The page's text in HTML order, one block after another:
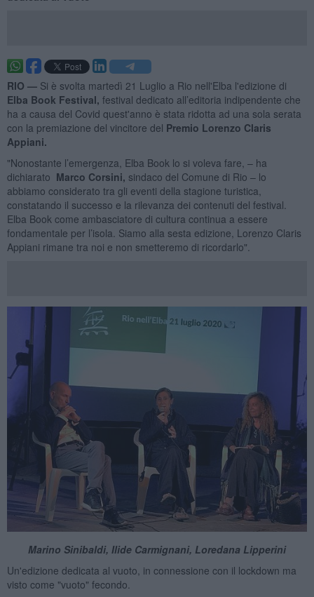
RIO — Si è svolta martedì 21 Luglio a Rio nell'Elba l'edizione di
Elba Book Festival, festival dedicato all’editoria indipendente che
ha a causa del Covid quest'anno è stata ridotta ad una sola serata
con la premiazione del vincitore del Premio Lorenzo Claris
Appiani.
"Nonostante l’emergenza, Elba Book lo si voleva fare, – ha
dichiarato Marco Corsini, sindaco del Comune di Rio – lo
abbiamo considerato tra gli eventi della stagione turistica,
constatando il successo e la rilevanza dei contenuti del festival.
Elba Book come ambasciatore di cultura continua a essere
fondamentale per l’isola. Siamo alla sesta edizione, Lorenzo Claris
Appiani rimane tra noi e non smetteremo di ricordarlo".
Marino Sinibaldi, Ilide Carmignani, Loredana Lipperini
Un'edizione dedicata al vuoto, in connessione con il lockdown ma
visto come "vuoto" fecondo.